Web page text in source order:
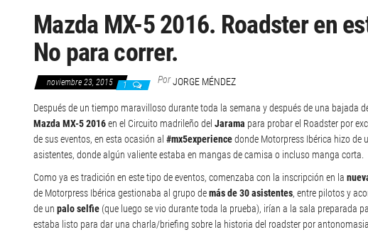
Mazda MX-5 2016. Roadster en
No para correr.
noviembre 23, 2015 1 PorJORGE MÉNDEZ
Después de un tiempo maravilloso durante toda la semana y después de una bajada
Mazda MX-5 2016en el Circuito madrileño del Jarama para probar el Roadster por
de sus eventos, en esta ocasión al #mx5experiencedonde Motorpress Ibérica hizo de
asistentes, donde algún valiente estaba en mangas de camisa o incluso manga corta.
Como ya es tradición en este tipo de eventos, comenzaba con la inscripción en la
de Motorpress Ibérica gestionaba al grupo demás de 30 asistentes, entre pilotos y
de un palo selfie (que luego se vio durante toda la prueba), irían a la sala preparada
estaba listo para dar una charla/briefing sobre la historia del roadster por antonomasia.